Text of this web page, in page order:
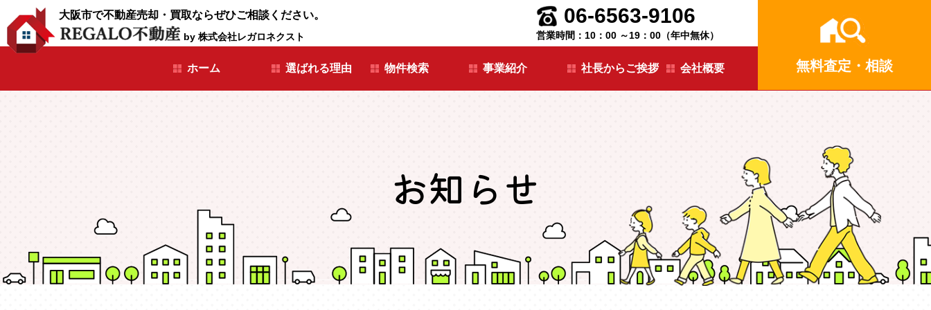
大阪市で不動産売却・買取ならぜひご相談ください。
by 株式会社レガロネクスト
ホーム 選ばれる理由 物件検索 事業紹介 社長からご挨拶 会社概要
06-6563-9106
営業時間：10：00 ～19：00（年中無休）
無料査定・相談
お知らせ